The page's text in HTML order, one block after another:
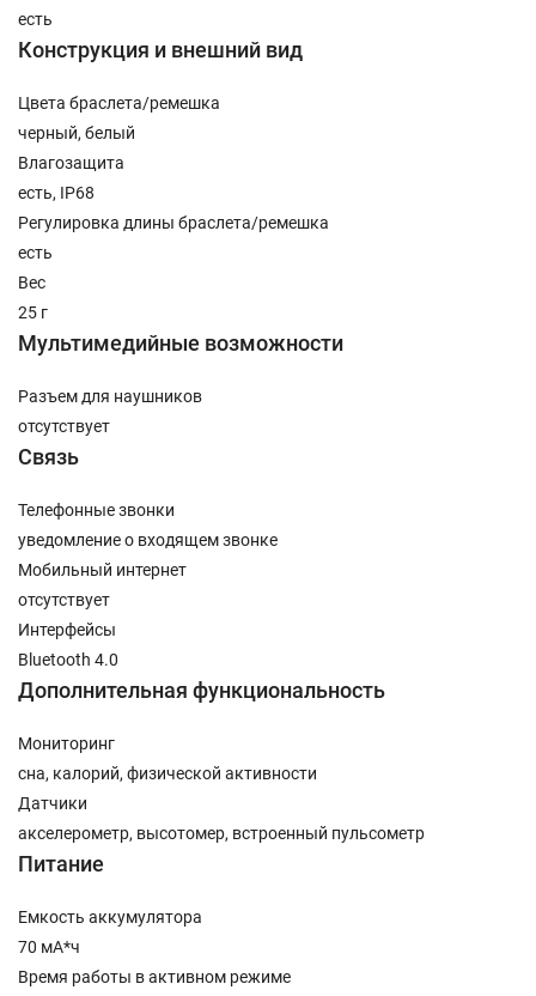
есть
Конструкция и внешний вид
Цвета браслета/ремешка
черный, белый
Влагозащита
есть, IP68
Регулировка длины браслета/ремешка
есть
Вес
25 г
Мультимедийные возможности
Разъем для наушников
отсутствует
Связь
Телефонные звонки
уведомление о входящем звонке
Мобильный интернет
отсутствует
Интерфейсы
Bluetooth 4.0
Дополнительная функциональность
Мониторинг
сна, калорий, физической активности
Датчики
акселерометр, высотомер, встроенный пульсометр
Питание
Емкость аккумулятора
70 мА*ч
Время работы в активном режиме